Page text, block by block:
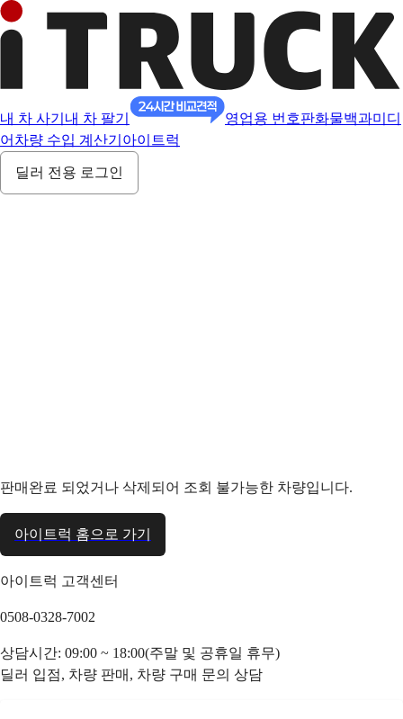
내 차 사기 내 차 팔기 영업용 번호판화물백과미디
어 차량 수입 계산기 아이트럭
딜러 전용 로그인
판매완료 되었거나 삭제되어 조회 불가능한 차량입니다.
아이트럭 홈으로 가기
아이트럭 고객센터
0508-0328-7002
상담시간: 09:00 ~ 18:00(주말 및 공휴일 휴무)
딜러 입점, 차량 판매, 차량 구매 문의 상담